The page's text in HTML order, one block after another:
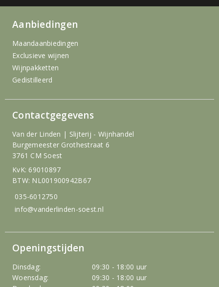
Aanbiedingen
Maandaanbiedingen
Exclusieve wijnen
Wijnpakketten
Gedistilleerd
Contactgegevens
Van der Linden | Slijterij - Wijnhandel
Burgemeester Grothestraat 6
3761 CM Soest
KvK: 69010897
BTW: NL001900942B67
035-6012750
info@vanderlinden-soest.nl
Openingstijden
Dinsdag:
09:30 - 18:00 uur
Woensdag:
09:30 - 18:00 uur